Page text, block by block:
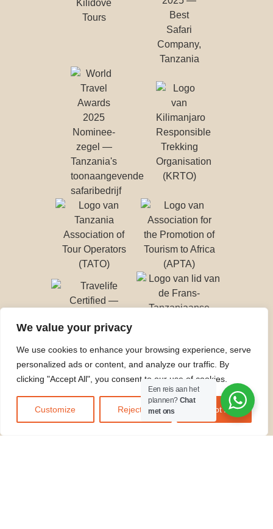
We value your privacy
We use cookies to enhance your browsing experience, serve
personalized ads or content, and analyze our traffic. By
clicking "Accept All", you consent to our use of cookies.
Customize Reject All Accept All
WIJ
ACCEPTEREN
Een reis aan het
plannen? Chat
met ons